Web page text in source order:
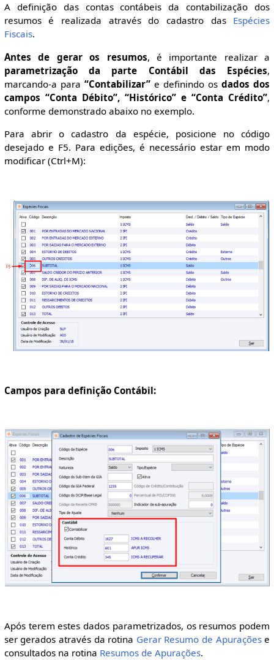
A definição das contas contábeis da contabilização dos
resumos é realizada através do cadastro das Espécies
Fiscais.
Antes de gerar os resumos, é importante realizar a
parametrização da parte Contábil das Espécies,
marcando-a para “Contabilizar”e definindo osdados dos
campos “Conta Débito”, “Histórico” e “Conta Crédito”,
conforme demonstrado abaixo no exemplo.
Para abrir o cadastro da espécie, posicione no código
desejado e F5. Para edições, é necessário estar em modo
modificar (Ctrl+M):
Campos para definição Contábil:
Após terem estes dados parametrizados, os resumos podem
ser gerados através da rotina Gerar Resumo de Apuraçõese
consultados na rotina Resumos de Apurações.